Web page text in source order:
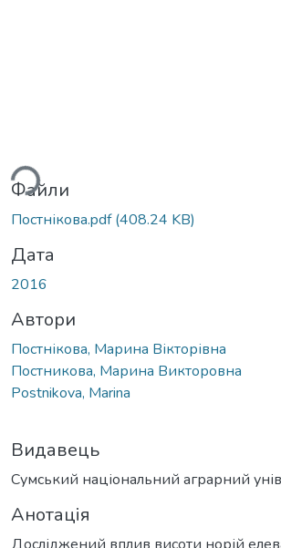
Файли
Постнікова.pdf(408.24 KB)
Дата
2016
Автори
Постнікова, Марина Вікторівна
Постникова, Марина Викторовна
Postnikova, Marina
Видавець
Сумський національний аграрний
Анотація